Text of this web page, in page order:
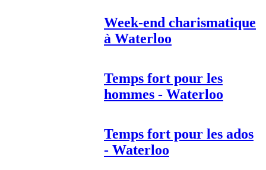
Week-end charismatique
à Waterloo
Temps fort pour les
hommes - Waterloo
Temps fort pour les ados
- Waterloo